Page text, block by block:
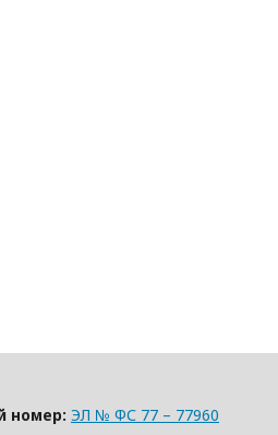
номер: ЭЛ № ФС 77 – 77960